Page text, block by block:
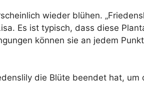
wieder blühen.
Es ist typisch, dass diese
können sie an jedem
die Blüte beendet hat, um